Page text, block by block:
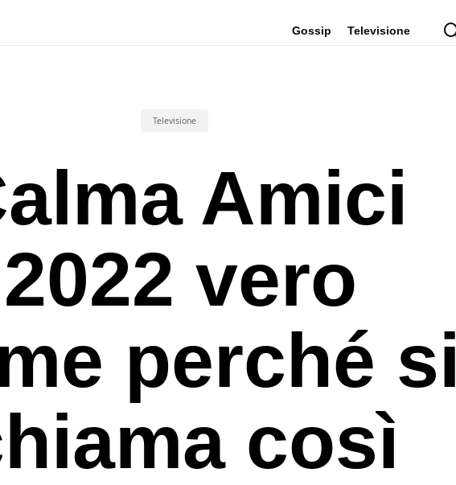
Gossip Televisione
Televisione
Amici
2022 vero
perché si
così